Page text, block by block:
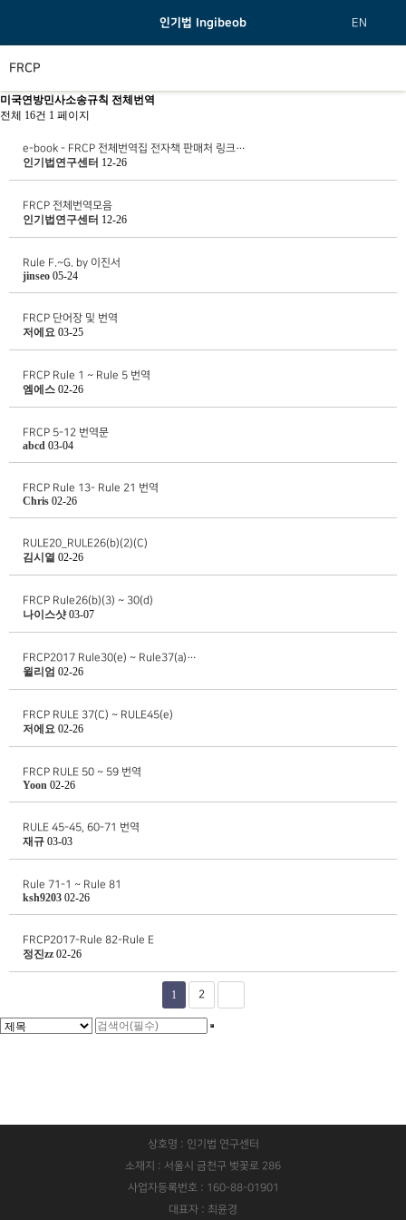
인기법 Ingibeob EN
FRCP
미국연방민사소송규칙 전체번역
전체 16건 1 페이지
e-book - FRCP 전체번역집 전자책 판매처 링크…
인기법연구센터 12-26
FRCP 전체번역모음
인기법연구센터 12-26
Rule F.~G. by 이진서
jinseo 05-24
FRCP 단어장 및 번역
저에요 03-25
FRCP Rule 1 ~ Rule 5 번역
엠에스 02-26
FRCP 5-12 번역문
abcd 03-04
FRCP Rule 13- Rule 21 번역
Chris 02-26
RULE20_RULE26(b)(2)(C)
김시열 02-26
FRCP Rule26(b)(3) ~ 30(d)
나이스샷 03-07
FRCP2017 Rule30(e) ~ Rule37(a)…
윌리엄 02-26
FRCP RULE 37(C) ~ RULE45(e)
저에요 02-26
FRCP RULE 50 ~ 59 번역
Yoon 02-26
RULE 45-45, 60-71 번역
재규 03-03
Rule 71-1 ~ Rule 81
ksh9203 02-26
FRCP2017-Rule 82-Rule E
정진zz 02-26
1 2
상호명 : 인기법 연구센터
소재지 : 서울시 금천구 벚꽃로 286
사업자등록번호 : 160-88-01901
대표자 : 최윤경